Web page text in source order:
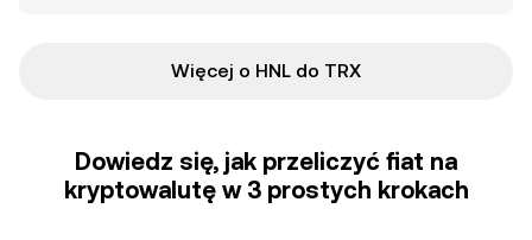
Więcej o HNL do TRX
Dowiedz się, jak przeliczyć fiat na
kryptowalutę w 3 prostych krokach